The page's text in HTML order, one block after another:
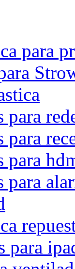
para
para
para
para
para
para